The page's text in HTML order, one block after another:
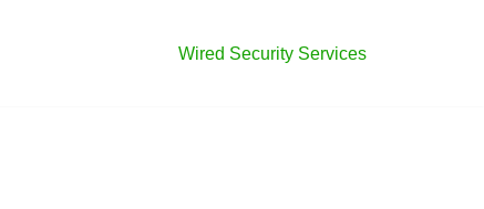
Wired Security Services